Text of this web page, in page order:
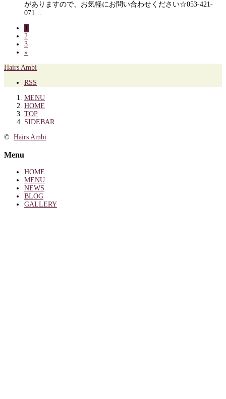
がありますので、お気軽にお問い合わせください☆053-421-
071…
1
2
3
»
Hairs Ambi
RSS
MENU
HOME
TOP
SIDEBAR
© Hairs Ambi
Menu
HOME
MENU
NEWS
BLOG
GALLERY